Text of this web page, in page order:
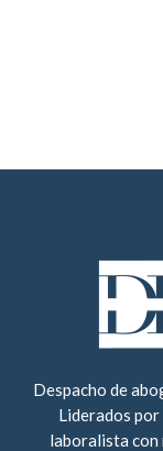
Despacho de
Liderados por
laboralista con